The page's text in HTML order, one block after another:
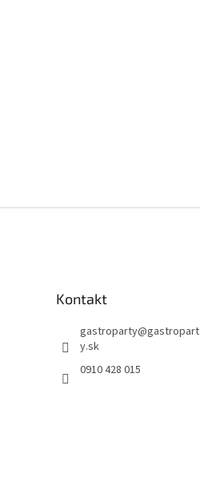
Kontakt
gastroparty@gastropart
y.sk
0910 428 015